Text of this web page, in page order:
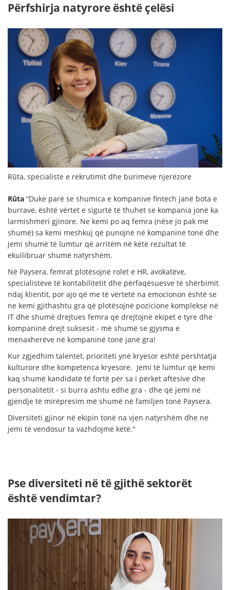
Përfshirja natyrore është çelësi
Rūta, specialiste e rekrutimit dhe burimeve njerëzore
Rūta “Duke parë se shumica e kompanive fintech janë bota e
burrave, është vërtet e sigurtë të thuhet se kompania jonë ka
larmishmëri gjinore. Ne kemi po aq femra (nëse jo pak më
shumë) sa kemi meshkuj që punojnë në kompaninë tonë dhe
jemi shumë të lumtur që arritëm në këtë rezultat të
ekuilibruar shumë natyrshëm.
Në Paysera, femrat plotësojnë rolet e HR, avokatëve,
specialistëve të kontabilitetit dhe përfaqësuesve të shërbimit
ndaj klientit, por ajo që me të vërtetë na emocionon është se
ne kemi gjithashtu gra që plotësojnë pozicione komplekse në
IT dhe shumë drejtues femra që drejtojnë ekipet e tyre dhe
kompaninë drejt suksesit - më shumë se gjysma e
menaxherëve në kompaninë tonë janë gra!
Kur zgjedhim talentet, prioriteti ynë kryesor është përshtatja
kulturore dhe kompetenca kryesore. Jemi të lumtur që kemi
kaq shumë kandidatë të fortë për sa i përket aftësive dhe
personalitetit - si burra ashtu edhe gra - dhe që jemi në
gjendje të mirëpresim më shumë në familjen tonë Paysera.
Diversiteti gjinor në ekipin tonë na vjen natyrshëm dhe ne
jemi të vendosur ta vazhdojmë këtë."
Pse diversiteti në të gjithë sektorët
është vendimtar?